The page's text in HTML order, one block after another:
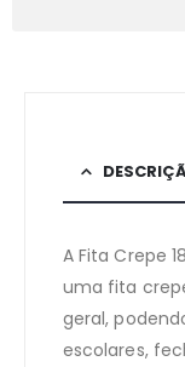
A Fita Crepe
uma fita
geral,
escolares,